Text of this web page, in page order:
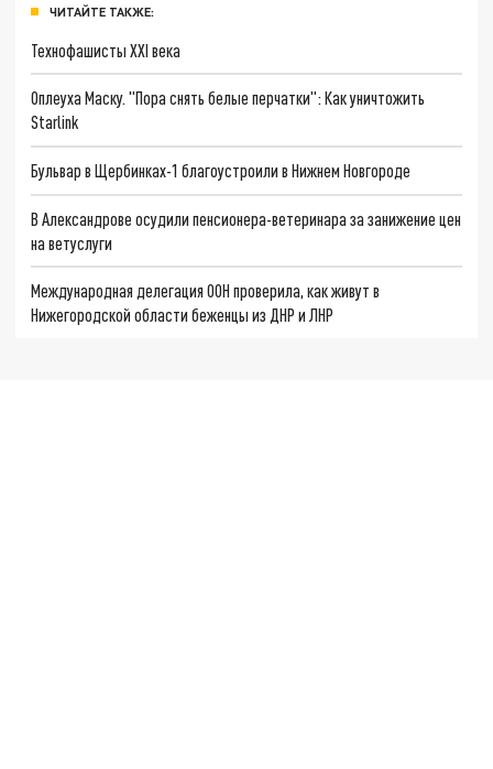
ЧИТАЙТЕ ТАКЖЕ:
Технофашисты XXI века
Оплеуха Маску. "Пора снять белые перчатки": Как уничтожить
Starlink
Бульвар в Щербинках-1 благоустроили в Нижнем Новгороде
В Александрове осудили пенсионера-ветеринара за занижение цен
на ветуслуги
Международная делегация ООН проверила, как живут в
Нижегородской области беженцы из ДНР и ЛНР